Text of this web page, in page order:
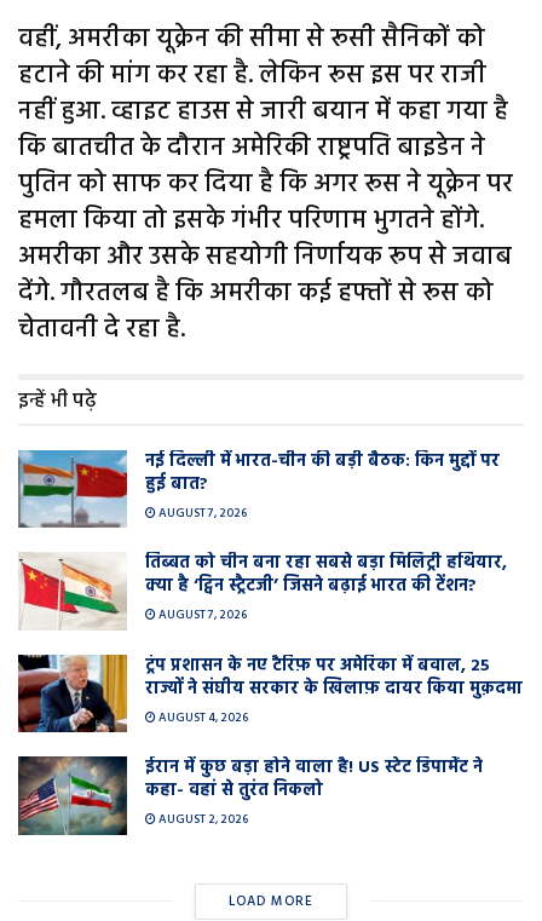
वहीं, अमरीका यूक्रेन की सीमा से रूसी सैनिकों को
हटाने की मांग कर रहा है. लेकिन रूस इस पर राजी
नहीं हुआ. व्हाइट हाउस से जारी बयान में कहा गया है
कि बातचीत के दौरान अमेरिकी राष्ट्रपति बाइडेन ने
पुतिन को साफ कर दिया है कि अगर रूस ने यूक्रेन पर
हमला किया तो इसके गंभीर परिणाम भुगतने होंगे.
अमरीका और उसके सहयोगी निर्णायक रूप से जवाब
देंगे. गौरतलब है कि अमरीका कई हफ्तों से रूस को
चेतावनी दे रहा है.
इन्हें भी पढ़े
नई दिल्ली में भारत-चीन की बड़ी बैठक: किन मुद्दों पर
हुई बात?
AUGUST 7, 2026
तिब्बत को चीन बना रहा सबसे बड़ा मिलिट्री हथियार,
क्या है ‘ट्विन स्ट्रैटजी’ जिसने बढ़ाई भारत की टेंशन?
AUGUST 7, 2026
ट्रंप प्रशासन के नए टैरिफ़ पर अमेरिका में बवाल, 25
राज्यों ने संघीय सरकार के खिलाफ़ दायर किया मुक़दमा
AUGUST 4, 2026
ईरान में कुछ बड़ा होने वाला है! US स्टेट डिपार्मेंट ने
कहा- वहां से तुरंत निकलो
AUGUST 2, 2026
LOAD MORE